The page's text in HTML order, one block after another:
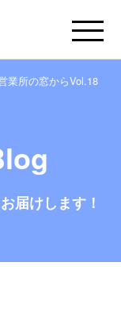
業所の窓からVol.18 －
届けします！